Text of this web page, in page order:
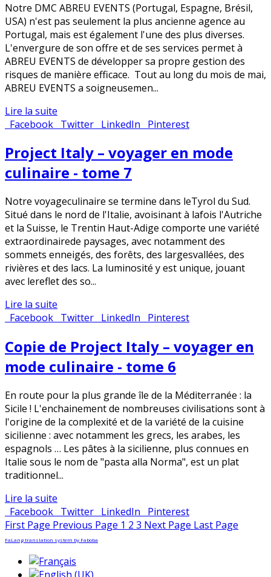
Notre DMC ABREU EVENTS (Portugal, Espagne, Brésil,
USA) n'est pas seulement la plus ancienne agence au
Portugal, mais est également l'une des plus diverses.
L'envergure de son offre et de ses services permet à
ABREU EVENTS de développer sa propre gestion des
risques de manière efficace. Tout au long du mois de mai,
ABREU EVENTS a soigneusemen...
Lire la suite
Facebook Twitter LinkedIn Pinterest
Project Italy – voyager en mode
culinaire - tome 7
Notre voyageculinaire se termine dans leTyrol du Sud.
Situé dans le nord de l'Italie, avoisinant à lafois l'Autriche
et la Suisse, le Trentin Haut-Adige comporte une variété
extraordinairede paysages, avec notamment des
sommets enneigés, des forêts, des largesvallées, des
rivières et des lacs. La luminosité y est unique, jouant
avec lereflet des so...
Lire la suite
Facebook Twitter LinkedIn Pinterest
Copie de Project Italy – voyager en
mode culinaire - tome 6
En route pour la plus grande île de la Méditerranée : la
Sicile ! L'enchainement de nombreuses civilisations sont à
l'origine de la complexité et de la variété de la cuisine
sicilienne : avec notamment les grecs, les arabes, les
espagnols … Les pâtes à la sicilienne, plus connues en
Italie sous le nom de "pasta alla Norma", est un plat
traditionnel...
Lire la suite
Facebook Twitter LinkedIn
Pinterest
First Page Previous Page 1 2 3 Next Page Last Page
FaLang translation system by Faboba